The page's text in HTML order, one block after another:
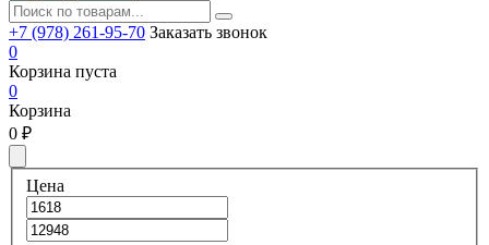
+7 (978) 261-95-70 Заказать звонок
0
Корзина пуста
0
Корзина
0 ₽
Цена